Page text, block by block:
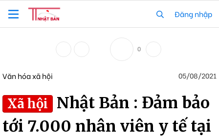
Đăng nhập
0
Văn hóa xã hội 05/08/2021
Xã hội
Nhật Bản : Đảm bảo
tới 7.000 nhân viên y tế tại